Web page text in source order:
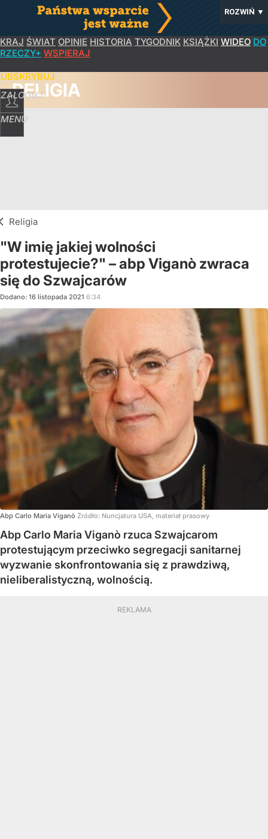
ROZWIŃ ▼
KRAJ ŚWIAT OPINIE HISTORIA TYGODNIK KSIĄŻKI WIDEO DO
RZECZY+ WSPIERAJ
ZALOGUJ
MENU
RELIGIA
Religia
"W imię jakiej wolności
protestujecie?" – abp Viganò zwraca
się do Szwajcarów
Dodano: 16 listopada 2021 6:34
Abp Carlo Maria Viganò Źródło: Nuncjatura USA, materiał prasowy
Abp Carlo Maria Viganò rzuca Szwajcarom
protestującym przeciwko segregacji sanitarnej
wyzwanie skonfrontowania się z prawdziwą,
nieliberalistyczną, wolnością.